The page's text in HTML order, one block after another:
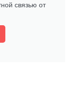
связью от